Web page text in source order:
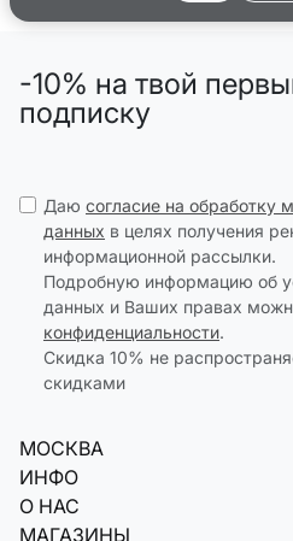
-10% на твой
подписку
Даю согласие на обработку
данных в целях получения
информационной рассылки.
Подробную информацию об
данных и Ваших правах
конфиденциальности.
Скидка 10% не
скидками
МОСКВА
ИНФО
О НАС
МАГАЗИНЫ